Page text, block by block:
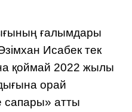
ғалымдары
Исабек тек
қоймай 2022 жылы
орай
сапары» атты